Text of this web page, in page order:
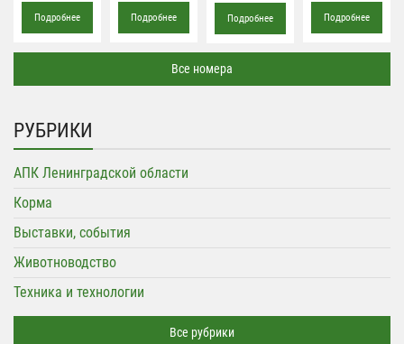
Подробнее Подробнее Подробнее Подробнее
Все номера
РУБРИКИ
АПК Ленинградской области
Корма
Выставки, события
Животноводство
Техника и технологии
Все рубрики